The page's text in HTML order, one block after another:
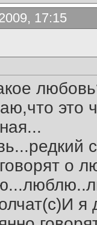
17:15
это
о
я